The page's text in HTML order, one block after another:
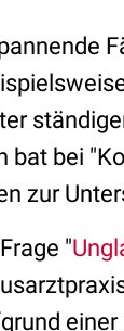
bat bei
zur
"